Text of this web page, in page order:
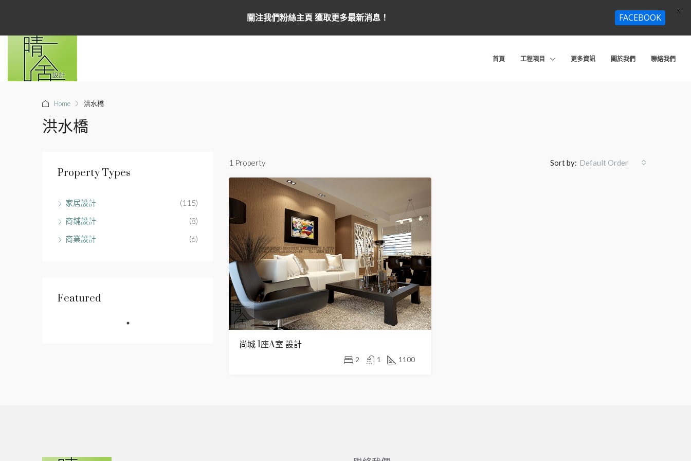
首頁 工程項目 更多資訊 關於我們 聯絡我們
Home 洪水橋
洪水橋
1 Property Sort by: Default Order
尚城 1座A室 設計
2 1 1100
Property Types
家居設計
(115)
商鋪設計
(8)
商業設計
(6)
Featured
關注我們粉絲主頁 獲取更多最新消息！ FACEBOOK
X